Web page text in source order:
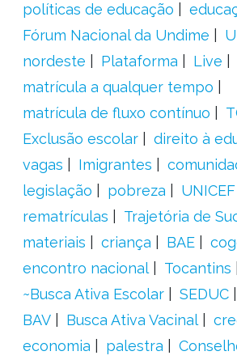
políticas de educação
Fórum Nacional da Undime
nordeste
Plataforma
Live
matrícula a qualquer tempo
matrícula de fluxo contínuo
Exclusão escolar
direito à
vagas
Imigrantes
legislação
pobreza UNICEF
rematrículas
Trajetória de
materiais
criança BAE
encontro nacional
Tocantins
~Busca Ativa Escolar
SEDUC
BAV
Busca Ativa Vacinal
economia
palestra